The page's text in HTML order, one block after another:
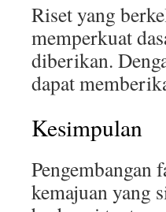
Riset yang
memperkuat
diberikan.
dapat
Kesimpulan
kemajuan yang